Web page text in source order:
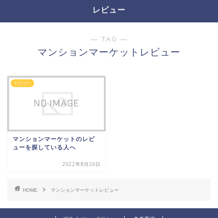
レビュー
― TAG ―
マンションマーケットレビュー
レビュー
マンションマーケットのレビ
ューを探している人へ
2022年8月26日
HOME マンションマーケットレビュー